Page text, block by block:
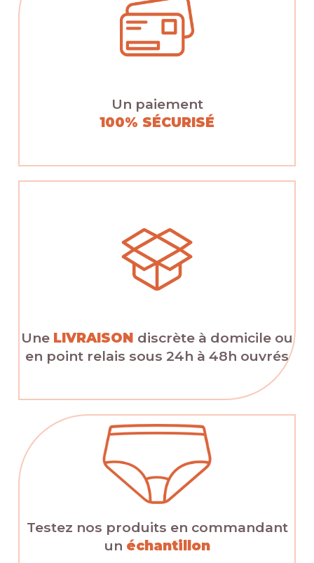
Un paiement
100% SÉCURISÉ
Une LIVRAISON discrète à domicile ou
en point relais sous 24h à 48h ouvrés
Testez nos produits en commandant
un échantillon